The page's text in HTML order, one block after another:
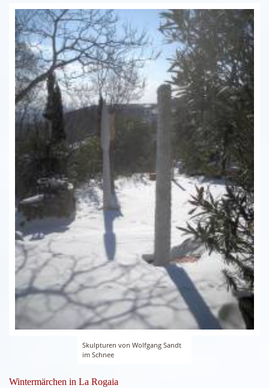
Skulpturen von Wolfgang Sandt
im Schnee
Wintermärchen in La Rogaia